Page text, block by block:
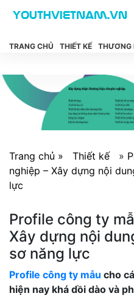
TRANG CHỦ THIẾT KẾ THƯƠNG
Trang chủ » Thiết kế »
nghiệp – Xây dựng nội
lực
Profile công ty
Xây dựng nội
sơ năng lực
Profile công ty mẫu cho
hiện nay khá dồi dào và